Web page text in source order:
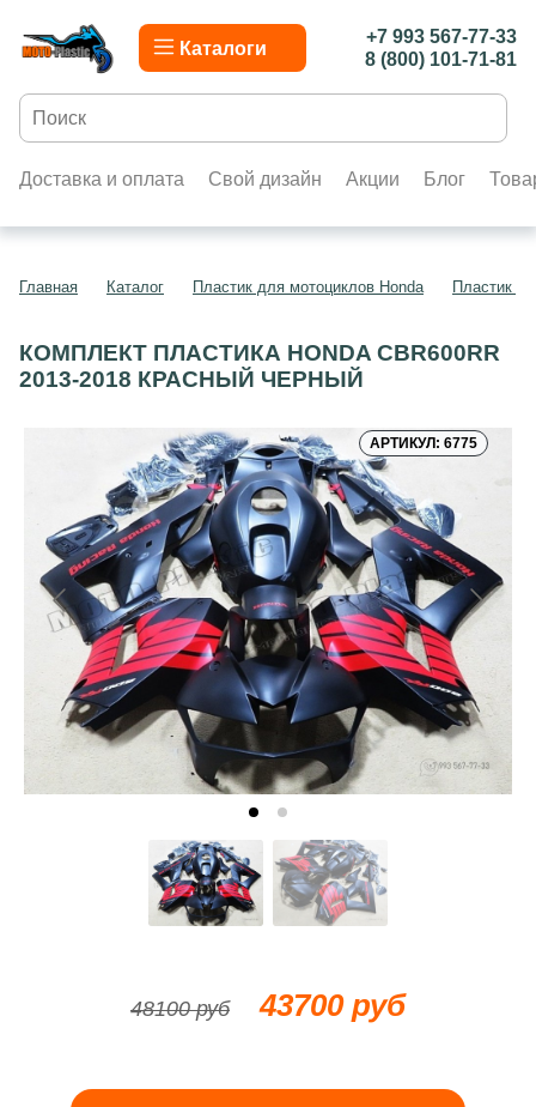
Каталоги
+7 993 567-77-33
8 (800) 101-71-81
Доставка и оплата Свой дизайн Акции Блог
Главная Каталог Пластик для мотоциклов Honda Пластик
КОМПЛЕКТ ПЛАСТИКА HONDA CBR600RR
2013-2018 КРАСНЫЙ ЧЕРНЫЙ
АРТИКУЛ: 6775
48100 руб 43700 руб